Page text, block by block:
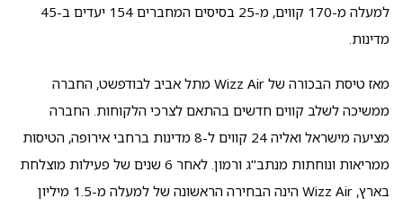
למעלה מ-170 קווים, מ-25 בסיסים המחברים 154 יעדים ב-45
מדינות.
מאז טיסת הבכורה של Wizz Air מתל אביב לבודפשט, החברה
ממשיכה לשלב קווים חדשים בהתאם לצרכי הלקוחות. החברה
מציעה מישראל ואליה 24 קווים ל-8 מדינות ברחבי אירופה, הטיסות
ממריאות ונוחתות מנתב"ג ורמון. לאחר 6 שנים של פעילות מוצלחת
בארץ, Wizz Air הינה הבחירה הראשונה של למעלה מ-1.5 מיליון